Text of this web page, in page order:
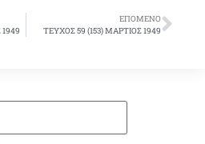
ΕΠΌΜΕΝΟ
ΤΕΥΧΟΣ 59 (153) ΜΑΡΤΙΟΣ 1949